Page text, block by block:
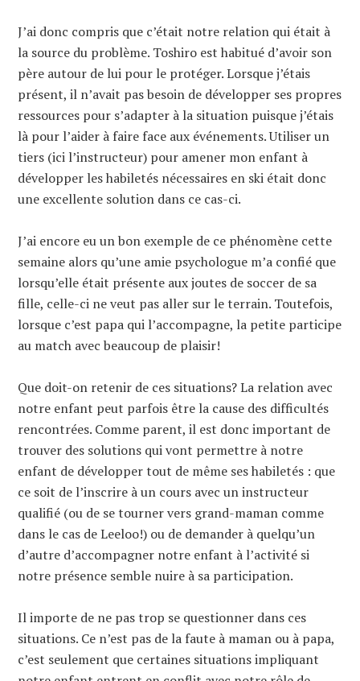
J’ai donc compris que c’était notre relation qui était à
la source du problème. Toshiro est habitué d’avoir son
père autour de lui pour le protéger. Lorsque j’étais
présent, il n’avait pas besoin de développer ses propres
ressources pour s’adapter à la situation puisque j’étais
là pour l’aider à faire face aux événements. Utiliser un
tiers (ici l’instructeur) pour amener mon enfant à
développer les habiletés nécessaires en ski était donc
une excellente solution dans ce cas-ci.
J’ai encore eu un bon exemple de ce phénomène cette
semaine alors qu’une amie psychologue m’a confié que
lorsqu’elle était présente aux joutes de soccer de sa
fille, celle-ci ne veut pas aller sur le terrain. Toutefois,
lorsque c’est papa qui l’accompagne, la petite participe
au match avec beaucoup de plaisir!
Que doit-on retenir de ces situations? La relation avec
notre enfant peut parfois être la cause des difficultés
rencontrées. Comme parent, il est donc important de
trouver des solutions qui vont permettre à notre
enfant de développer tout de même ses habiletés : que
ce soit de l’inscrire à un cours avec un instructeur
qualifié (ou de se tourner vers grand-maman comme
dans le cas de Leeloo!) ou de demander à quelqu’un
d’autre d’accompagner notre enfant à l’activité si
notre présence semble nuire à sa participation.
Il importe de ne pas trop se questionner dans ces
situations. Ce n’est pas de la faute à maman ou à papa,
c’est seulement que certaines situations impliquant